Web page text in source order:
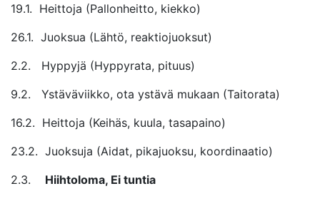
19.1. Heittoja (Pallonheitto, kiekko)
26.1. Juoksua (Lähtö, reaktiojuoksut)
2.2. Hyppyjä (Hyppyrata, pituus)
9.2. Ystäväviikko, ota ystävä mukaan (Taitorata)
16.2. Heittoja (Keihäs, kuula, tasapaino)
23.2. Juoksuja (Aidat, pikajuoksu, koordinaatio)
2.3. Hiihtoloma, Ei tuntia